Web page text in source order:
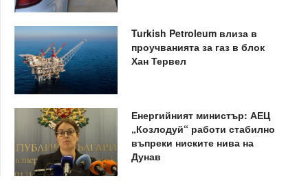
Turkish Petroleum влиза в
проучванията за газ в блок
Хан Тервел
Енергийният министър: АЕЦ
„Козлодуй“ работи стабилно
въпреки ниските нива на
Дунав